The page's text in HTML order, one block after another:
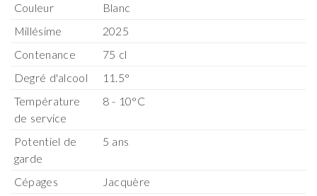
Couleur
Blanc
Millésime
2025
Contenance
75 cl
Degré d'alcool
11.5°
Température
de service
8 - 10°C
Potentiel de
garde
5 ans
Cépages
Jacquère